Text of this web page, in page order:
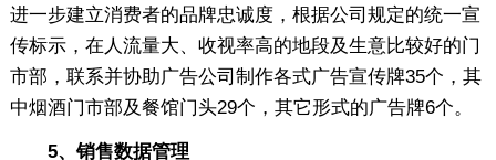
进一步建立消费者的品牌忠诚度，根据公司规定的统一宣
传标示，在人流量大、收视率高的地段及生意比较好的门
市部，联系并协助广告公司制作各式广告宣传牌35个，其
中烟酒门市部及餐馆门头29个，其它形式的广告牌6个。
5、销售数据管理